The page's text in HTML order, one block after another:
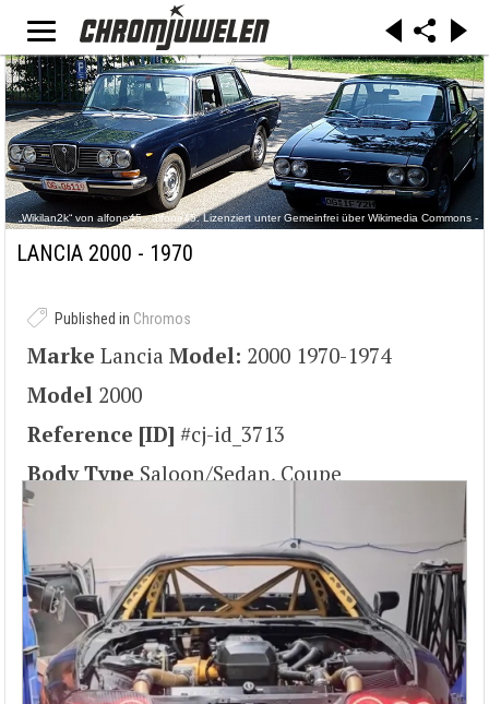
„Wikilan2k“ von alfone45 - alfone45. Lizenziert unter Gemeinfrei über Wikimedia Commons -
https://commons.wikimedia.org/wiki/File:Wikilan2k.jpg#/media/File:Wikilan2k.jpg
LANCIA 2000 - 1970
Published in Chromos
Marke Lancia Model: 2000 1970-1974
Model 2000
Reference [ID] #cj-id_3713
Body Type Saloon/Sedan, Coupe